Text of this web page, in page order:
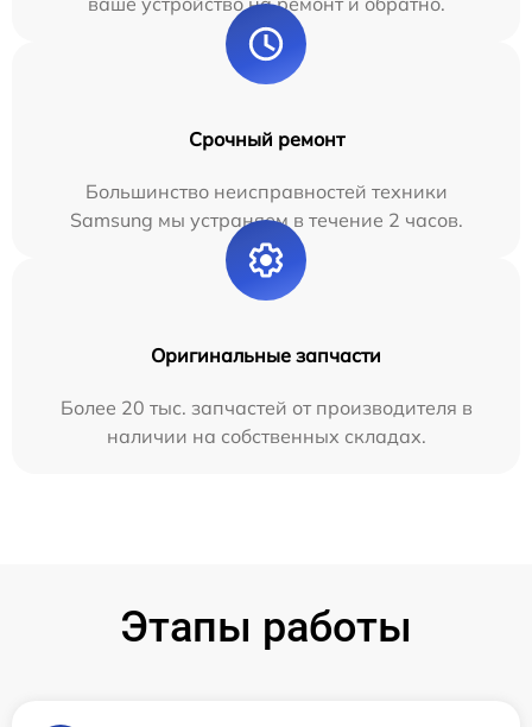
Срочный ремонт
Большинство неисправностей техники
Samsung мы устраняем в течение 2 часов.
Оригинальные запчасти
Более 20 тыс. запчастей от производителя в
наличии на собственных складах.
Этапы работы